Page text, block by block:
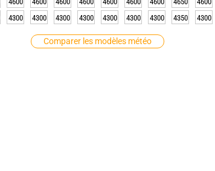
Comparer les modèles météo
4300 4300 4300 4300 4300 4300 4300 4350 4300